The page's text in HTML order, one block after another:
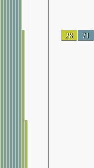
28 71